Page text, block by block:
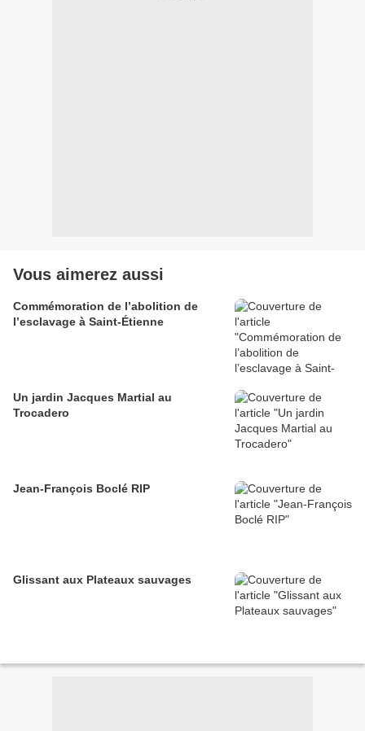
Vous aimerez aussi
Commémoration de l’abolition de
l’esclavage à Saint-Étienne
Un jardin Jacques Martial au
Trocadero
Jean-François Boclé RIP
Glissant aux Plateaux sauvages